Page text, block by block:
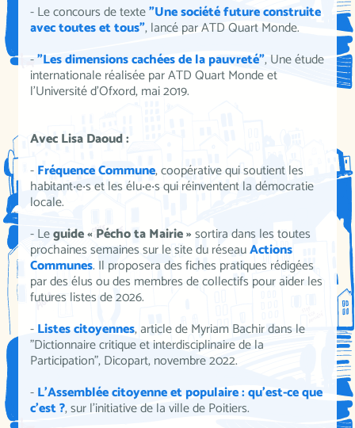
- Le concours de texte"Une société future construite
avec toutes et tous", lancé par ATD Quart Monde.
-"Les dimensions cachées de la pauvreté", Une étude
internationale réalisée par ATD Quart Monde et
l'Université d'Ofxord, mai 2019.
Avec Lisa Daoud :
-Fréquence Commune, coopérative qui soutient les
habitant‧e‧s et les élu‧e‧s qui réinventent la démocratie
locale.
- Leguide « Pécho ta Mairie »sortira dans les toutes
prochaines semaines sur le site du réseauActions
Communes. Il proposera des fiches pratiques rédigées
par des élus ou des membres de collectifs pour aider les
futures listes de 2026.
-Listes citoyennes, article de Myriam Bachir dans le
"Dictionnaire critique et interdisciplinaire de la
Participation", Dicopart, novembre 2022.
-L'Assemblée citoyenne et populaire : qu'est-ce que
c'est ?, sur l'initiative de la ville de Poitiers.